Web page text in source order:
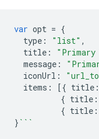
var opt = {
type : "list" ,
title :
message :
iconUrl :
items : [{ title :
{ title :
{ title :
} ```